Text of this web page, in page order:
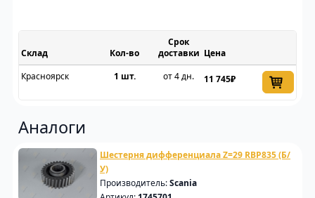
Склад
Срок
доставки Цена
Красноярск
1 шт. от 4 дн. 11 745₽
Аналоги
Шестерня дифференциала Z=29 RBP835 (Б/
У)
Производитель:Scania